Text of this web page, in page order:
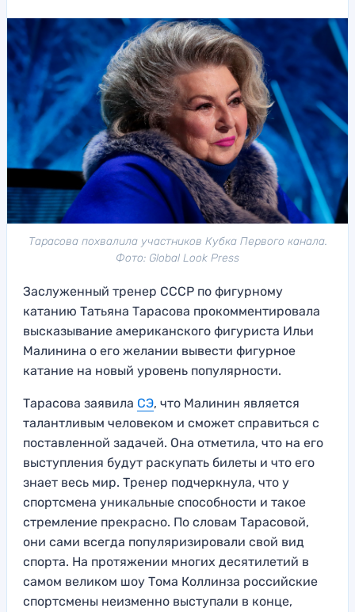
Тарасова похвалила участников Кубка Первого канала.
Фото: Global Look Press
Заслуженный тренер СССР по фигурному
катанию Татьяна Тарасова прокомментировала
высказывание американского фигуриста Ильи
Малинина о его желании вывести фигурное
катание на новый уровень популярности.
Тарасова заявила СЭ, что Малинин является
талантливым человеком и сможет справиться с
поставленной задачей. Она отметила, что на его
выступления будут раскупать билеты и что его
знает весь мир. Тренер подчеркнула, что у
спортсмена уникальные способности и такое
стремление прекрасно. По словам Тарасовой,
они сами всегда популяризировали свой вид
спорта. На протяжении многих десятилетий в
самом великом шоу Тома Коллинза российские
спортсмены неизменно выступали в конце,